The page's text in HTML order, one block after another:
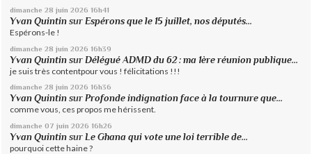
dimanche 28 juin 2026 16h41
Yvan Quintin surEspérons que le 15 juillet, nos députés...
Espérons-le !
dimanche 28 juin 2026 16h39
Yvan Quintin surDélégué ADMD du 62 : ma 1ère réunion publique...
je suis très contentpour vous ! félicitations !!!
dimanche 28 juin 2026 16h36
Yvan Quintin surProfonde indignation face à la tournure que...
comme vous, ces propos me hérissent.
dimanche 07 juin 2026 16h26
Yvan Quintin sur Le Ghana qui vote une loi terrible de...
pourquoi cette haine ?